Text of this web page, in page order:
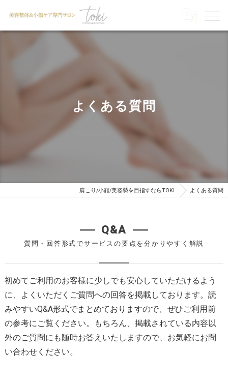
よくある質問
肩こり/小顔/美姿勢を目指すならTOKI よくある質問
質問・回答形式でサービスの要点を分かりやすく解説
Q&A
初めてご利用のお客様に少しでも安心していただけるよう
に、よくいただくご質問への回答を掲載しております。読
みやすいQ&A形式でまとめておりますので、ぜひご利用前
の参考にご覧ください。もちろん、掲載されている内容以
外のご質問にも随時お答えいたしますので、お気軽にお問
い合わせください。